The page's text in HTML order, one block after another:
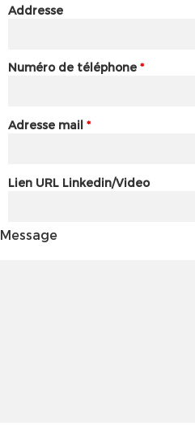
Addresse
Numéro de téléphone *
Adresse mail *
Lien URL Linkedin/Video
Message